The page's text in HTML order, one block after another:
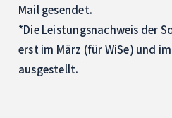
Mail gesendet.
*Die Leistungsnachweis der
erst im März (für WiSe) und
ausgestellt.